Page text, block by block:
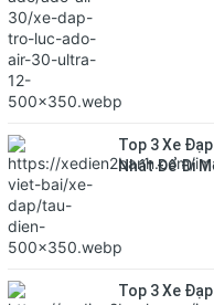
Top 3 Xe
Nhất Để Đi
Top 3 Xe